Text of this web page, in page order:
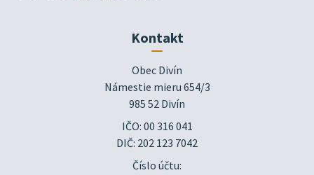
Kontakt
Obec Divín
Námestie mieru 654/3
985 52 Divín
IČO: 00 316 041
DIČ: 202 123 7042
Číslo účtu: